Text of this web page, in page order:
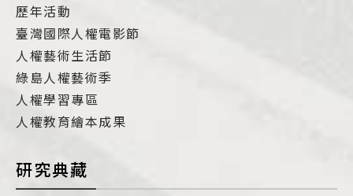
歷年活動
臺灣國際人權電影節
人權藝術生活節
綠島人權藝術季
人權學習專區
人權教育繪本成果
研究典藏